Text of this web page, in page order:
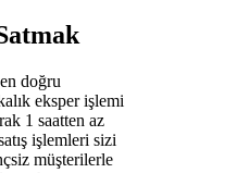
doğru
eksper işlemi
1 saatten az
işlemleri sizi
müşterilerle